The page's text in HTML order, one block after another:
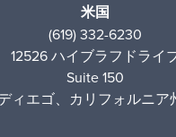
米国
(619) 332-6230
12526 ハイブラフドライ
Suite 150
ィエゴ、カリフォルニア